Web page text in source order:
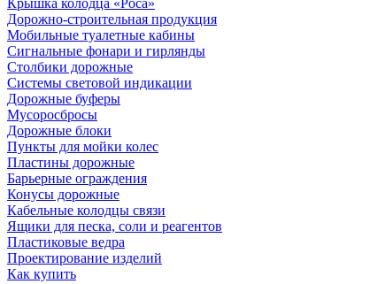
Крышка колодца «Роса»
Дорожно-строительная продукция
Мобильные туалетные кабины
Сигнальные фонари и гирлянды
Столбики дорожные
Системы световой индикации
Дорожные буферы
Мусоросбросы
Дорожные блоки
Пункты для мойки колес
Пластины дорожные
Барьерные ограждения
Конусы дорожные
Кабельные колодцы связи
Ящики для песка, соли и реагентов
Пластиковые ведра
Проектирование изделий
Как купить